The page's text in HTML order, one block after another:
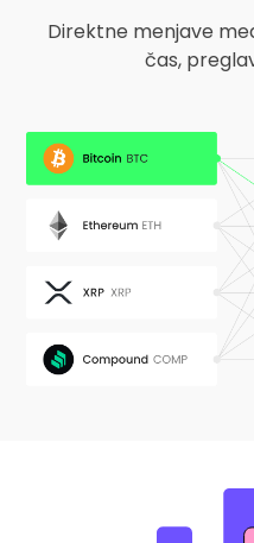
Direktne menjave
čas,